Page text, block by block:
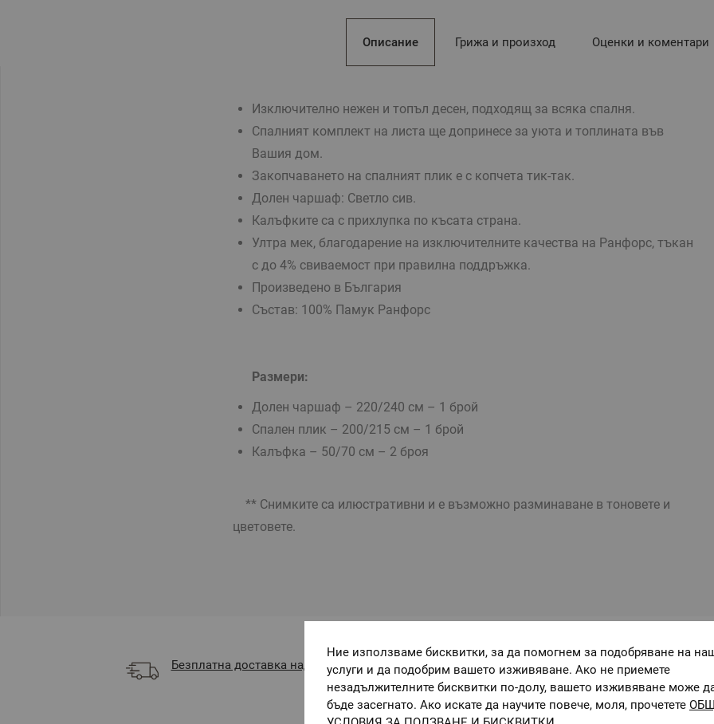
Описание
Изключително нежен и топъл десен, подходящ за всяка спалня.
Спалният комплект на листа ще допринесе за уюта и топлината във
Вашия дом.
Закопчаването на спалният плик е с копчета тик-так.
Долен чаршаф: Светло сив.
Калъфките са с прихлупка по късата страна.
Ултра мек, благодарение на изключителните качества на Ранфорс, тъкан
с до 4% свиваемост при правилна поддръжка.
Произведено в България
Състав: 100% Памук Ранфорс
Размери:
Долен чаршаф – 220/240 см – 1 брой
Спален плик – 200/215 см – 1 брой
Калъфка – 50/70 см – 2 броя
** Снимките са илюстративни и е възможно разминаване в тоновете и
цветовете.
Грижа и произход Оценки и коментари
Безплатна доставка над 68 €
ОЕКО-ТЕКС СТАНДАРТ 100
Текстилни материали, безопасни за Вашето здраве
Ние използваме бисквитки, за да помогнем за подобряване на
услуги и да подобрим вашето изживяване. Ако не приемете
незадължителните бисквитки по-долу, вашето изживяване може
бъде засегнато. Ако искате да научите повече, моля, прочетете